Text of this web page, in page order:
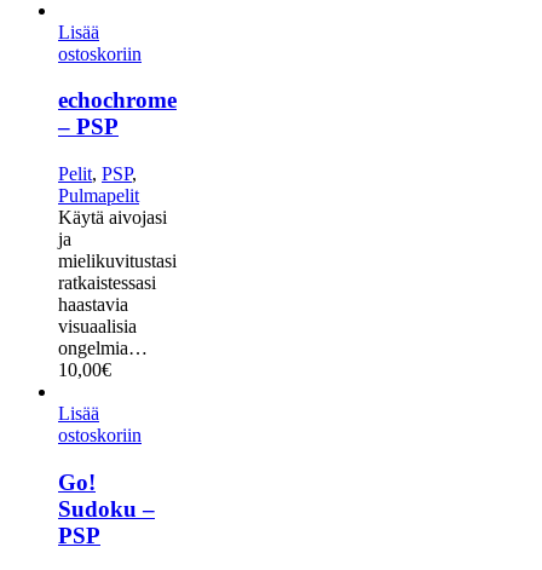
Lisää
ostoskoriin
echochrome
– PSP
Pelit, PSP,
Pulmapelit
Käytä aivojasi
ja
mielikuvitustasi
ratkaistessasi
haastavia
visuaalisia
ongelmia…
10,00€
Lisää
ostoskoriin
Go!
Sudoku –
PSP